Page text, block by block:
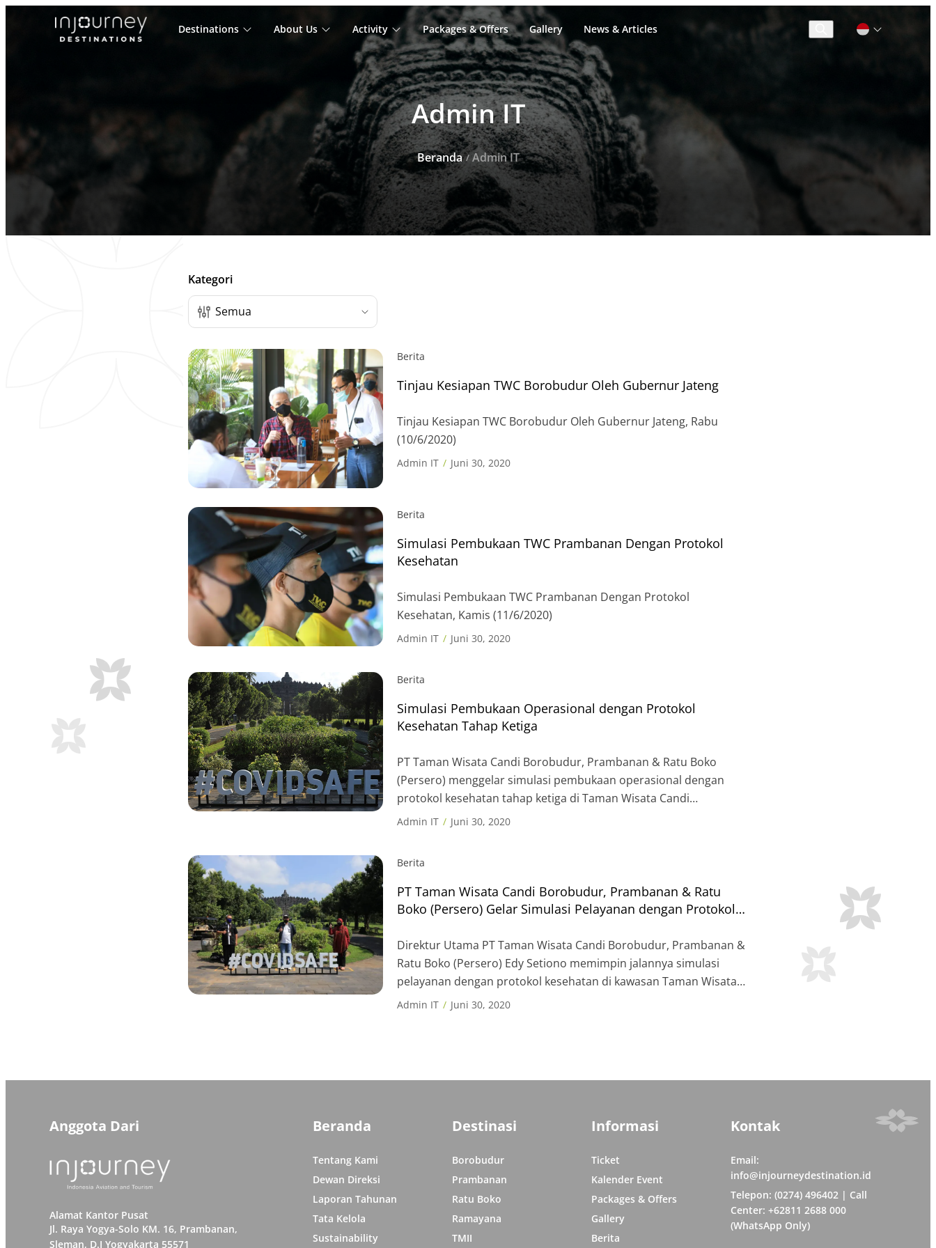
Destinations About Us Activity Packages & Offers Gallery News & Articles
Admin IT
Beranda Admin IT
Kategori
Semua
Berita
Tinjau Kesiapan TWC Borobudur Oleh Gubernur Jateng
Tinjau Kesiapan TWC Borobudur Oleh Gubernur Jateng, Rabu
(10/6/2020)
Admin IT Juni 30, 2020
Berita
Simulasi Pembukaan TWC Prambanan Dengan Protokol
Kesehatan
Simulasi Pembukaan TWC Prambanan Dengan Protokol
Kesehatan, Kamis (11/6/2020)
Admin IT Juni 30, 2020
Berita
Simulasi Pembukaan Operasional dengan Protokol
Kesehatan Tahap Ketiga
PT Taman Wisata Candi Borobudur, Prambanan & Ratu Boko
(Persero) menggelar simulasi pembukaan operasional dengan
protokol kesehatan tahap ketiga di Taman Wisata Candi
Prambanan dan Borobudur, Kamis (18/6/2020). Hal ini dilakukan
syarat utama untuk membuka operasional. Minimal tiga […]
Admin IT Juni 30, 2020
Berita
PT Taman Wisata Candi Borobudur, Prambanan & Ratu
Boko (Persero) Gelar Simulasi Pelayanan dengan Protokol
Direktur Utama PT Taman Wisata Candi Borobudur, Prambanan &
Ratu Boko (Persero) Edy Setiono memimpin jalannya simulasi
pelayanan dengan protokol kesehatan di kawasan Taman Wisata
Candi Borobudur, Selasa (16/6/2020). Kegiatan simulasi ini juga
Admin IT Juni 30, 2020
Anggota Dari
Alamat Kantor Pusat
Jl. Raya Yogya-Solo KM. 16, Prambanan,
Sleman, D.I Yogyakarta 55571
Beranda
Tentang Kami
Dewan Direksi
Laporan Tahunan
Tata Kelola
Sustainability
Destinasi
Borobudur
Prambanan
Ratu Boko
Ramayana
TMII
Informasi
Ticket
Kalender Event
Packages & Offers
Gallery
Berita
Kontak
Email:
info@injourneydestination.id
Telepon: (0274) 496402 | Call
Center: +62811 2688 000
(WhatsApp Only)